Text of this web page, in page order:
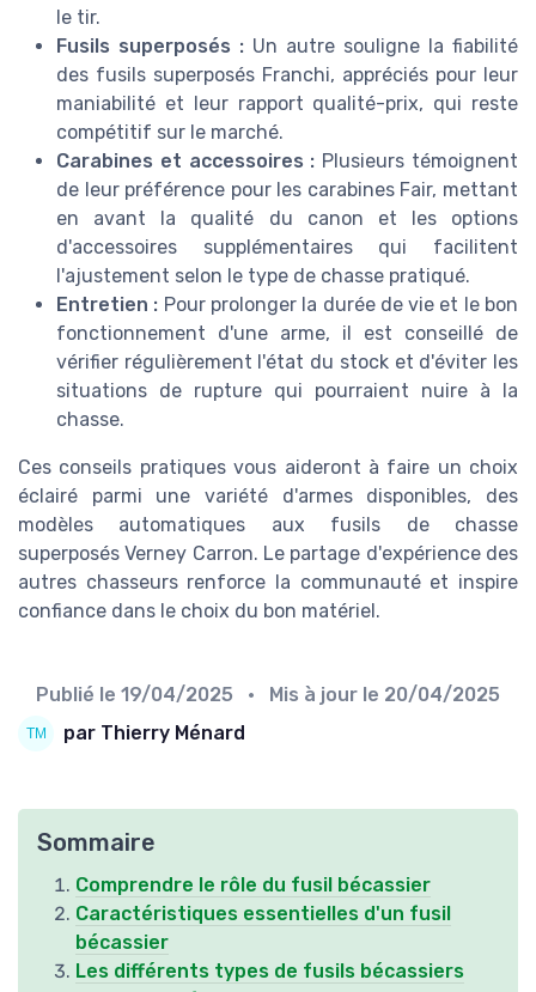
le tir.
Fusils superposés : Un autre souligne la fiabilité
des fusils superposés Franchi, appréciés pour leur
maniabilité et leur rapport qualité-prix, qui reste
compétitif sur le marché.
Carabines et accessoires : Plusieurs témoignent
de leur préférence pour les carabines Fair, mettant
en avant la qualité du canon et les options
d'accessoires supplémentaires qui facilitent
l'ajustement selon le type de chasse pratiqué.
Entretien : Pour prolonger la durée de vie et le bon
fonctionnement d'une arme, il est conseillé de
vérifier régulièrement l'état du stock et d'éviter les
situations de rupture qui pourraient nuire à la
chasse.
Ces conseils pratiques vous aideront à faire un choix
éclairé parmi une variété d'armes disponibles, des
modèles automatiques aux fusils de chasse
superposés Verney Carron. Le partage d'expérience des
autres chasseurs renforce la communauté et inspire
confiance dans le choix du bon matériel.
Publié le 19/04/2025 • Mis à jour le 20/04/2025
par Thierry Ménard
Sommaire
Comprendre le rôle du fusil bécassier
Caractéristiques essentielles d'un fusil
bécassier
Les différents types de fusils bécassiers